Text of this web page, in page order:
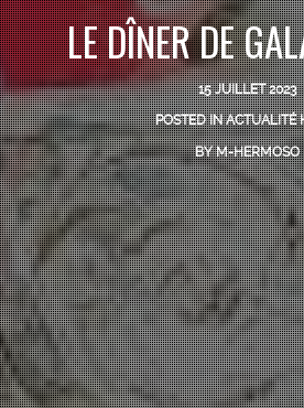
LE DÎNER DE
15 JUILLET 2023
POSTED INACTUALITÉ
BYM-HERMOSO